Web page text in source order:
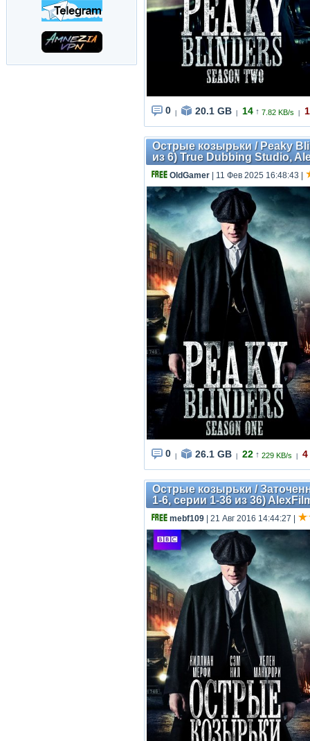
0 20.1 GB 14 ↑ 7.82 KB/s 1
Острые козырьки / Peaky
из 6) True Dubbing Studio,
OldGamer | 11 Фев 2025 16:48:43
0 26.1 GB 22 ↑ 229 KB/s 4
Острые козырьки /
1-6, серии 1-36 из 36)
mebf109 | 21 Авг 2016 14:44:27